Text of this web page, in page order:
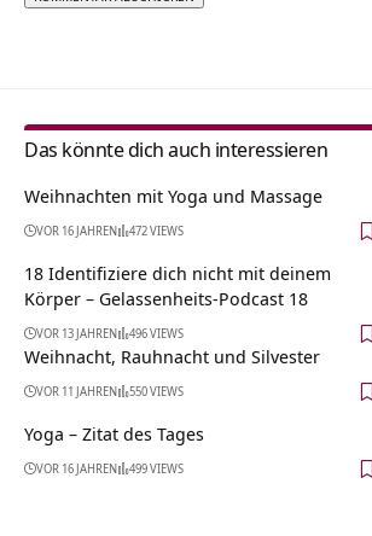
Das könnte dich auch interessieren
Weihnachten mit Yoga und Massage
VOR 16 JAHREN 472 VIEWS
18 Identifiziere dich nicht mit deinem
Körper – Gelassenheits-Podcast 18
VOR 13 JAHREN 496 VIEWS
Weihnacht, Rauhnacht und Silvester
VOR 11 JAHREN 550 VIEWS
Yoga – Zitat des Tages
VOR 16 JAHREN 499 VIEWS